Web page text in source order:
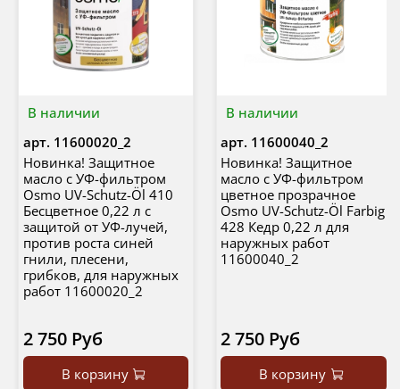
В наличии
арт. 11600020_2
Новинка! Защитное
масло с УФ-фильтром
Osmo UV-Schutz-Öl 410
Бесцветное 0,22 л с
защитой от УФ-лучей,
против роста синей
гнили, плесени,
грибков, для наружных
работ 11600020_2
2 750 Руб
В корзину
В наличии
арт. 11600040_2
Новинка! Защитное
масло с УФ-фильтром
цветное прозрачное
Osmo UV-Schutz-Öl Farbig
428 Кедр 0,22 л для
наружных работ
11600040_2
2 750 Руб
В корзину